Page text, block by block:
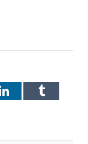
LinkedInTumblr